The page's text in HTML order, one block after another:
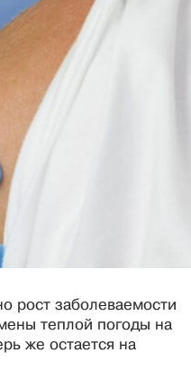
рост заболеваемости
теплой погоды на
же остается на